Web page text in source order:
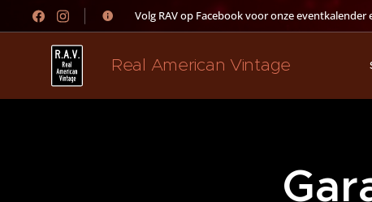
👉 Volg RAV op Facebook voor onze eventkalender
Real American Vintage